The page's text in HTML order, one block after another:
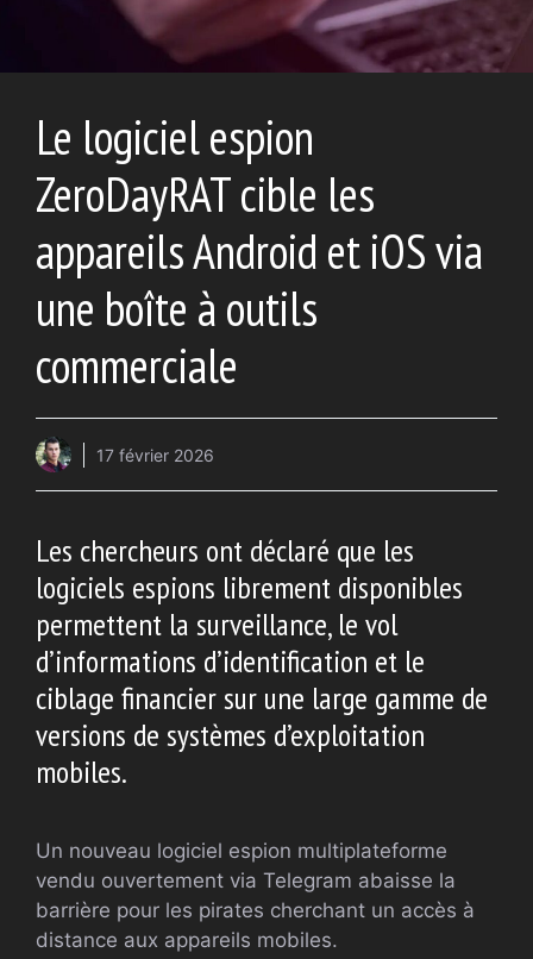
Le logiciel espion
ZeroDayRAT cible les
appareils Android et iOS via
une boîte à outils
commerciale
17 février 2026
Les chercheurs ont déclaré que les
logiciels espions librement disponibles
permettent la surveillance, le vol
d’informations d’identification et le
ciblage financier sur une large gamme de
versions de systèmes d’exploitation
mobiles.
Un nouveau logiciel espion multiplateforme
vendu ouvertement via Telegram abaisse la
barrière pour les pirates cherchant un accès à
distance aux appareils mobiles.